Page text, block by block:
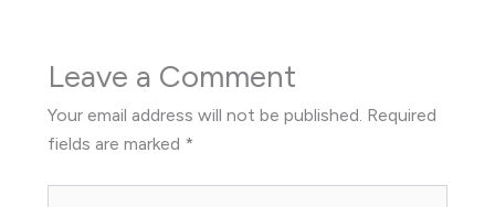
Leave a Comment
Your email address will not be published. Required
fields are marked *